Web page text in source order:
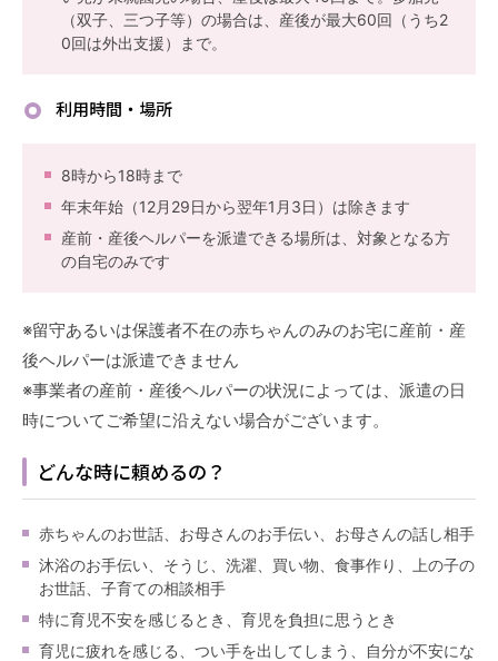
（双子、三つ子等）の場合は、産後が最大60回（うち2
0回は外出支援）まで。
利用時間・場所
8時から18時まで
年末年始（12月29日から翌年1月3日）は除きます
産前・産後ヘルパーを派遣できる場所は、対象となる方
の自宅のみです
※留守あるいは保護者不在の赤ちゃんのみのお宅に産前・産
後ヘルパーは派遣できません
※事業者の産前・産後ヘルパーの状況によっては、派遣の日
時についてご希望に沿えない場合がございます。
どんな時に頼めるの？
赤ちゃんのお世話、お母さんのお手伝い、お母さんの話し相手
沐浴のお手伝い、そうじ、洗濯、買い物、食事作り、上の子の
お世話、子育ての相談相手
特に育児不安を感じるとき、育児を負担に思うとき
育児に疲れを感じる、つい手を出してしまう、自分が不安にな